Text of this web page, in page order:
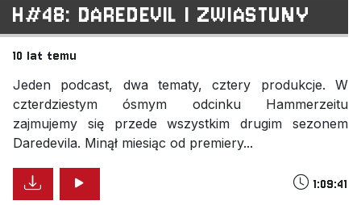
H#48: DAREDEVIL I ZWIASTUNY
10 lat temu
Jeden podcast, dwa tematy, cztery produkcje. W
czterdziestym ósmym odcinku Hammerzeitu
zajmujemy się przede wszystkim drugim sezonem
Daredevila. Minął miesiąc od premiery...
1:09:41